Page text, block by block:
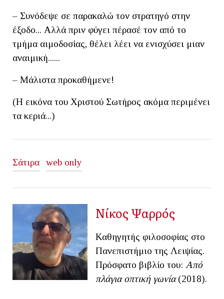
– Συνόδεψε σε παρακαλώ τον στρατηγό στην
έξοδο... Αλλά πριν φύγει πέρασέ τον από το
τμήμα αιμοδοσίας, θέλει λέει να ενισχύσει μιαν
αναιμική......
– Μάλιστα προκαθήμενε!
(Η εικόνα του Χριστού Σωτήρος ακόμα περιμένει
τα κεριά...)
Σάτιρα web only
Νίκος Ψαρρός
Καθηγητής φιλοσοφίας στο
Πανεπιστήμιο της Λειψίας.
Πρόσφατο βιβλίο του: Από
πλάγια οπτική γωνία(2018).